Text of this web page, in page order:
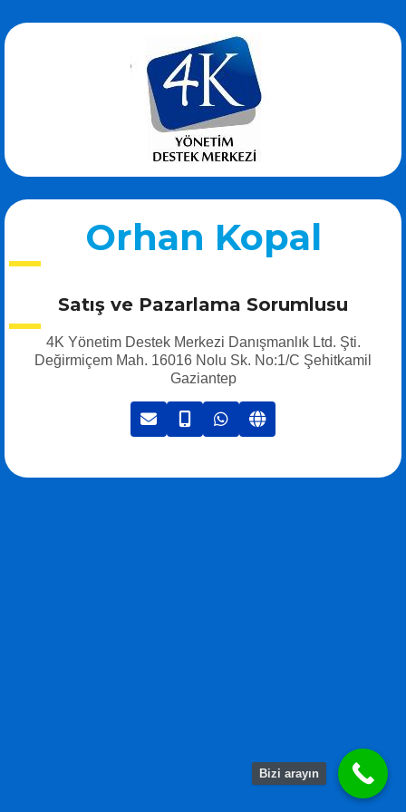
Orhan Kopal
Satış ve Pazarlama Sorumlusu
4K Yönetim Destek Merkezi Danışmanlık Ltd. Şti.
Değirmiçem Mah. 16016 Nolu Sk. No:1/C Şehitkamil
Gaziantep
Bizi arayın